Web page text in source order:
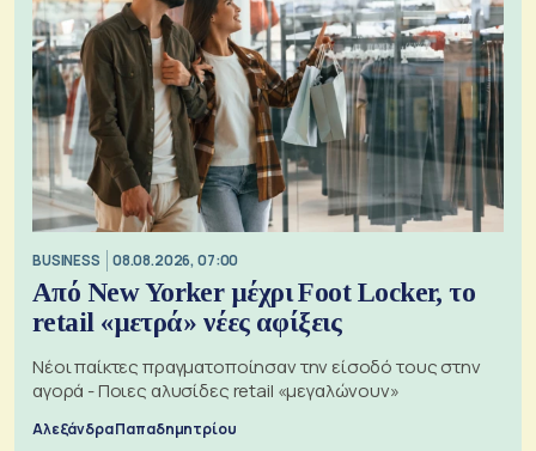
BUSINESS 08.08.2026, 07:00
Από New Yorker μέχρι Foot Locker, το
retail «μετρά» νέες αφίξεις
Νέοι παίκτες πραγματοποίησαν την είσοδό τους στην
αγορά - Ποιες αλυσίδες retail «μεγαλώνουν»
Αλεξάνδρα Παπαδημητρίου